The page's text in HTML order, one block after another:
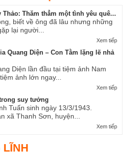
Thảo: Thăm thẳm một tình yêu quê...
biết về ông đã lâu nhưng những
lại người...
Xem tiếp
Quang Diện – Con Tằm lặng lẽ nhả
Diện lần đầu tại tiệm ảnh Nam
ảnh lớn ngay...
Xem tiếp
suy tưởng
Tuấn sinh ngày 13/3/1943.
xã Thanh Sơn, huyện...
Xem tiếp
LĨNH